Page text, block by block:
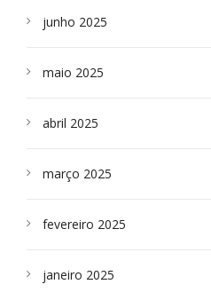
junho 2025
maio 2025
abril 2025
março 2025
fevereiro 2025
janeiro 2025